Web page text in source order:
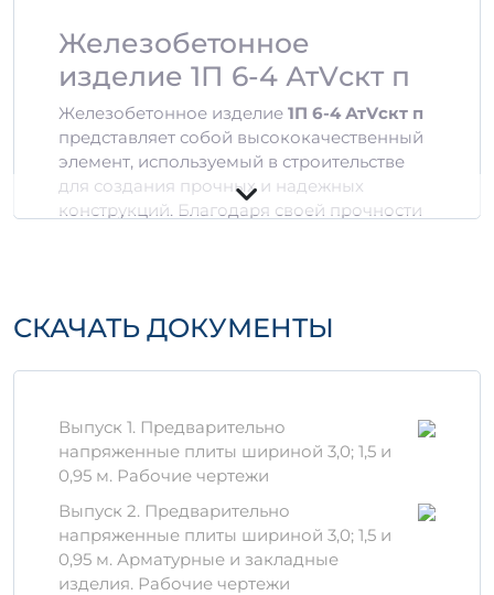
Железобетонное
изделие 1П 6-4 АтVскт п
Железобетонное изделие 1П 6-4 АтVскт п
представляет собой высококачественный
элемент, используемый в строительстве
для создания прочных и надежных
конструкций. Благодаря своей прочности
Преимущества изделия
бетона, что обеспечивает его
сопротивляемость механическим
нагрузкам.
Геометрическая стабильность:
Имеет
точные размеры, что облегчает
монтаж и укладку.
Устойчивость к погодным условиям:
СКАЧАТЬ ДОКУМЕНТЫ
Выпуск 1. Предварительно
напряженные плиты шириной 3,0; 1,5 и
0,95 м. Рабочие чертежи
Выпуск 2. Предварительно
напряженные плиты шириной 3,0; 1,5 и
0,95 м. Арматурные и закладные
изделия. Рабочие чертежи